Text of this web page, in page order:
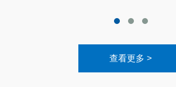
查看更多 >